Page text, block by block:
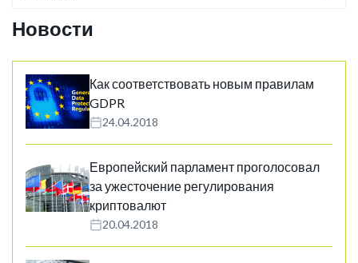
Новости
Как соответствовать новым правилам
GDPR
24.04.2018
Европейский парламент проголосовал
за ужесточение регулирования
криптовалют
20.04.2018